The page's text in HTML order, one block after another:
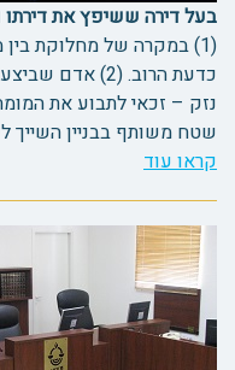
בעל דירה ששיפץ את דירתו
(1) במקרה של מחלוקת
כדעת הרוב. (2)
שטח משותף בבניין השייך
קראו עוד